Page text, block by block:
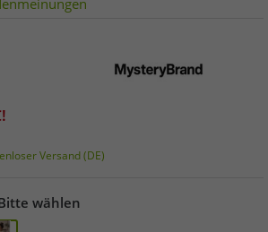
Versand (DE)
wählen